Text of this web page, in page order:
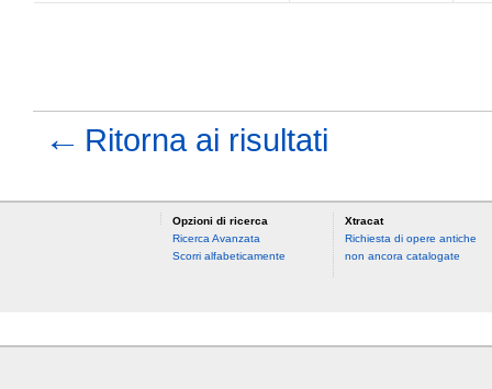
← Ritorna ai risultati
Opzioni di ricerca
Ricerca Avanzata
Scorri alfabeticamente
Xtracat
Richiesta di opere antiche
non ancora catalogate